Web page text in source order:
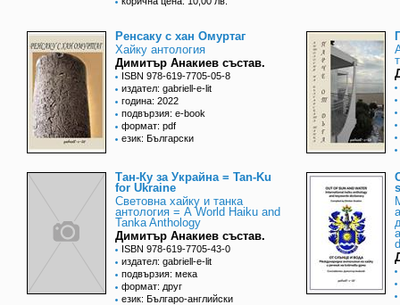
Ренсаку с хан Омуртаг
Хайку антология
Димитър Анакиев състав.
ISBN 978-619-7705-05-8
издател: gabriell-e-lit
година: 2022
подвързия: e-book
формат: pdf
език: Български
Тан-Ку за Украйна = Tan-Ku
for Ukraine
Световна хайку и танка
антология = А World Haiku and
Tanka Anthology
Димитър Анакиев състав.
ISBN 978-619-7705-43-0
издател: gabriell-e-lit
подвързия: мека
формат: друг
език: Българо-английски